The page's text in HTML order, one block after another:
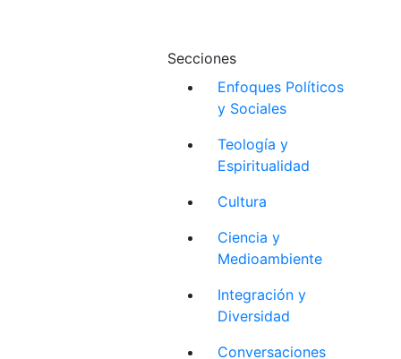
Secciones
Enfoques Políticos
y Sociales
Teología y
Espiritualidad
Cultura
Ciencia y
Medioambiente
Integración y
Diversidad
Conversaciones